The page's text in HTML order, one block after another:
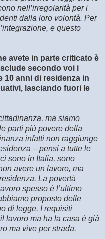
nell’irregolarità per i
dalla loro volontà. Per
e questo
avete in parte criticato è
secondo voi i
10 anni di residenza in
lasciando fuori le
ma siamo
parti più povere della
infatti non raggiunge
– pensi a tutte le
sono in Italia, sono
avere un lavoro, ma
La povertà
spesso è l’ultimo
proposto delle
di legge. I requisiti
lavoro ma ha la casa è già
ma vive per strada.